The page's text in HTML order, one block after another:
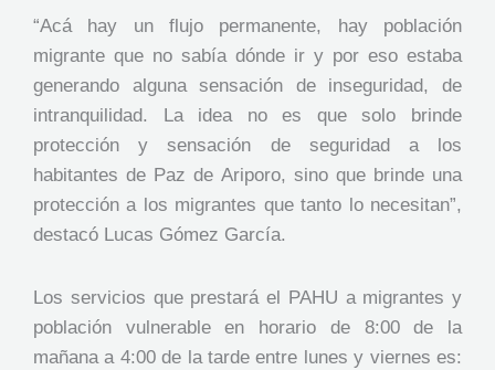
“Acá hay un flujo permanente, hay población
migrante que no sabía dónde ir y por eso estaba
generando alguna sensación de inseguridad, de
intranquilidad. La idea no es que solo brinde
protección y sensación de seguridad a los
habitantes de Paz de Ariporo, sino que brinde una
protección a los migrantes que tanto lo necesitan”,
destacó Lucas Gómez García.
Los servicios que prestará el PAHU a migrantes y
población vulnerable en horario de 8:00 de la
mañana a 4:00 de la tarde entre lunes y viernes es: